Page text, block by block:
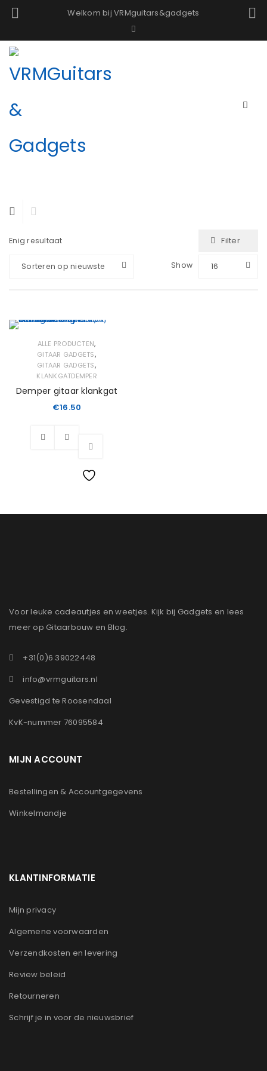
Welkom bij VRMguitars&gadgets
Enig resultaat Filter
Sorteren op nieuwste Show 16
ALLE PRODUCTEN,
GITAAR GADGETS,
GITAAR GADGETS,
KLANKGATDEMPER
Demper gitaar klankgat
€16.50
Voor leuke cadeautjes en weetjes. Kijk bij Gadgets en lees
meer op Gitaarbouw en Blog.
+31(0)6 39022448
info@vrmguitars.nl
Gevestigd te Roosendaal
KvK-nummer 76095584
MIJN ACCOUNT
Bestellingen & Accountgegevens
Winkelmandje
KLANTINFORMATIE
Mijn privacy
Algemene voorwaarden
Verzendkosten en levering
Review beleid
Retourneren
Schrijf je in voor de nieuwsbrief